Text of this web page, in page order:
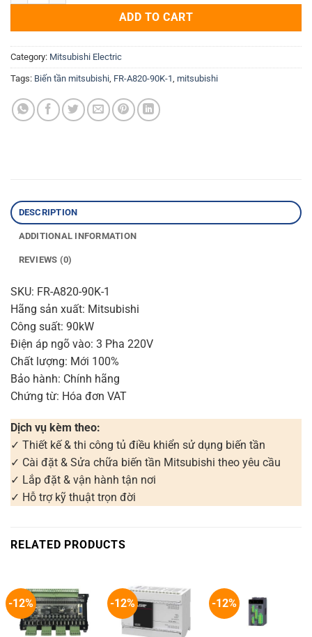
ADD TO CART
Category: Mitsubishi Electric
Tags: Biến tần mitsubishi FR-A820-90K-1 mitsubishi
DESCRIPTION
ADDITIONAL INFORMATION
REVIEWS (0)
SKU: FR-A820-90K-1
Hãng sản xuất: Mitsubishi
Công suất: 90kW
Điện áp ngõ vào: 3 Pha 220V
Chất lượng: Mới 100%
Bảo hành: Chính hãng
Chứng từ: Hóa đơn VAT
Dịch vụ kèm theo:
✓ Thiết kế & thi công tủ điều khiển sử dụng biến tần
✓ Cài đặt & Sửa chữa biến tần Mitsubishi theo yêu cầu
✓ Lắp đặt & vận hành tận nơi
✓ Hỗ trợ kỹ thuật trọn đời
RELATED PRODUCTS
-12% -12% -12%